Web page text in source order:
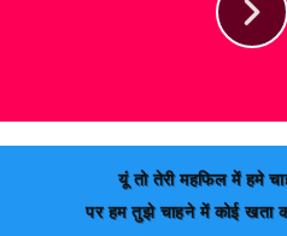
यूं तो तेरी महफिल में हमे
पर हम तुझे चाहने में कोई खता